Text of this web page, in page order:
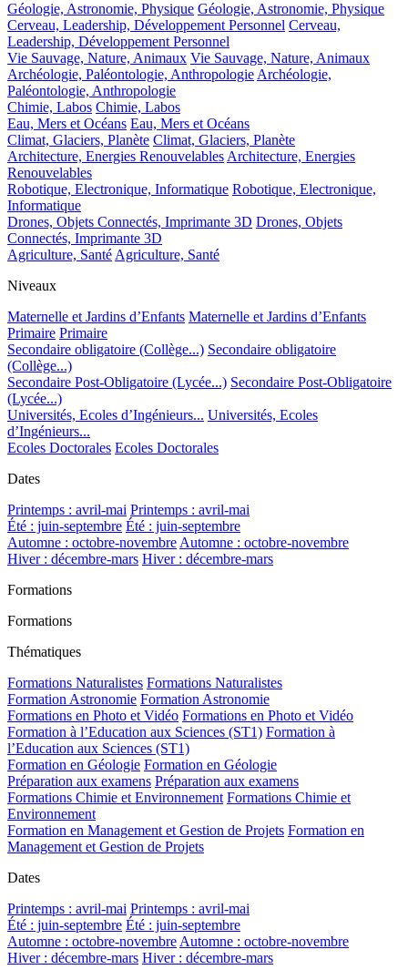
Géologie, Astronomie, Physique Géologie, Astronomie, Physique
Cerveau, Leadership, Développement Personnel Cerveau,
Leadership, Développement Personnel
Vie Sauvage, Nature, Animaux Vie Sauvage, Nature, Animaux
Archéologie, Paléontologie, AnthropologieArchéologie,
Paléontologie, Anthropologie
Chimie, Labos Chimie, Labos
Eau, Mers et Océans Eau, Mers et Océans
Climat, Glaciers, Planète Climat, Glaciers, Planète
Architecture, Energies RenouvelablesArchitecture, Energies
Renouvelables
Robotique, Electronique, Informatique Robotique, Electronique,
Informatique
Drones, Objets Connectés, Imprimante 3D Drones, Objets
Connectés, Imprimante 3D
Agriculture, SantéAgriculture, Santé
Niveaux
Maternelle et Jardins d’Enfants Maternelle et Jardins d’Enfants
Primaire Primaire
Secondaire obligatoire (Collège...) Secondaire obligatoire
(Collège...)
Secondaire Post-Obligatoire (Lycée...) Secondaire Post-Obligatoire
(Lycée...)
Universités, Ecoles d’Ingénieurs... Universités, Ecoles
d’Ingénieurs...
Ecoles Doctorales Ecoles Doctorales
Dates
Printemps : avril-mai Printemps : avril-mai
Été : juin-septembre Été : juin-septembre
Automne : octobre-novembreAutomne : octobre-novembre
Hiver : décembre-mars Hiver : décembre-mars
Formations
Formations
Thématiques
Formations Naturalistes Formations Naturalistes
Formation Astronomie Formation Astronomie
Formations en Photo et Vidéo Formations en Photo et Vidéo
Formation à l’Education aux Sciences (ST1) Formation à
l’Education aux Sciences (ST1)
Formation en Géologie Formation en Géologie
Préparation aux examens Préparation aux examens
Formations Chimie et Environnement Formations Chimie et
Environnement
Formation en Management et Gestion de Projets Formation en
Management et Gestion de Projets
Dates
Printemps : avril-mai Printemps : avril-mai
Été : juin-septembre Été : juin-septembre
Automne : octobre-novembreAutomne : octobre-novembre
Hiver : décembre-mars Hiver : décembre-mars